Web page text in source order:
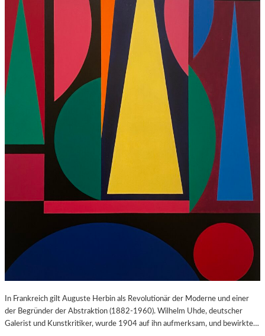
In Frankreich gilt Auguste Herbin als Revolutionär der Moderne und einer
der Begründer der Abstraktion (1882-1960). Wilhelm Uhde, deutscher
Galerist und Kunstkritiker, wurde 1904 auf ihn aufmerksam, und bewirkte…